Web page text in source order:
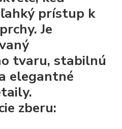
ľahký prístup k
Je
tvaru, stabilnú
elegantné
zberu: